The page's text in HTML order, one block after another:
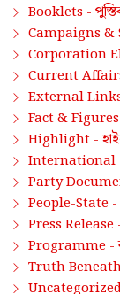
Booklets -
Campaigns &
Corporation
Current
External
Fact &
Highlight -
Party
People-State -
Press Release
Programme -
Truth